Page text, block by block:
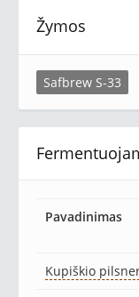
Žymos
Safbrew S-33
Pavadinimas
Kupiškio